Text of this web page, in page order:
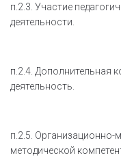
п.2.3. Участие
деятельности.
п.2.4. Дополнительная
деятельность.
п.2.5.
методической